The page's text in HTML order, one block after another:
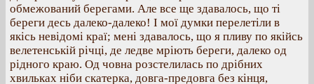
обмежований берегами. Але все ще здавалось, що ті
береги десь далеко-далеко! І мої думки перелетіли в
якісь невідомі краї; мені здавалось, що я пливу по якійсь
велетенській річці, де ледве мріють береги, далеко од
рідного краю. Од човна розстелилась по дрібних
хвильках ніби скатерка, довга-предовга без кінця,